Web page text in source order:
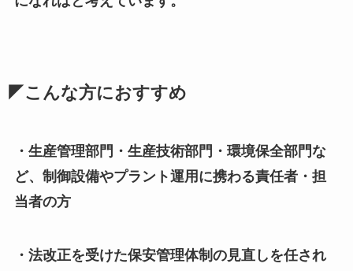
◤こんな方におすすめ
・生産管理部門・生産技術部門・環境保全部門な
ど、制御設備やプラント運用に携わる責任者・担
当者の方
・法改正を受けた保安管理体制の見直しを任され